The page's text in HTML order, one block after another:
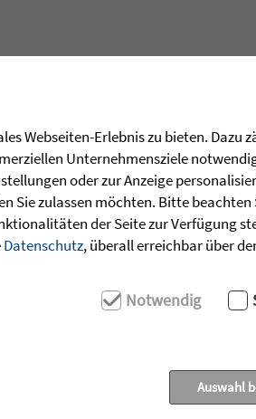
Zuversicht aus den
Webseiten-Erlebnis zu bieten. Dazu
Unternehmensziele
oder zur Anzeige
Sie zulassen möchten. Bitte beachten
der Seite zur Verfügung
Datenschutz, überall erreichbar über
Notwendig
Auswahl